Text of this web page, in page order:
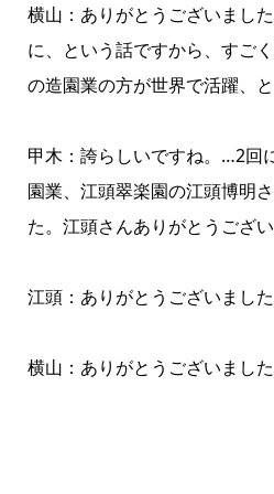
横山：ありがとうございまし
に、という話ですから、すご
の造園業の方が世界で活躍、
甲木：誇らしいですね。…2回
園業、江頭翠楽園の江頭博明
た。江頭さんありがとうござい
江頭：ありがとうございました
横山：ありがとうございました